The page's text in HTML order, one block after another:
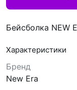
Бейсболка NEW
Характеристики
Бренд
New Era